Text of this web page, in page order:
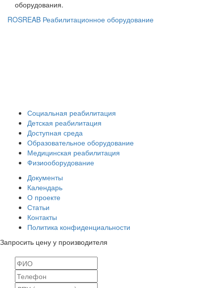
оборудования.
ROSREAB Реабилитационное оборудование
Социальная реабилитация
Детская реабилитация
Доступная среда
Образовательное оборудование
Медицинская реабилитация
Физиооборудование
Документы
Календарь
О проекте
Статьи
Контакты
Политика конфиденциальности
Запросить цену у производителя